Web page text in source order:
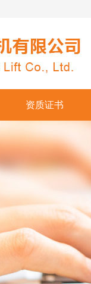
资质证书